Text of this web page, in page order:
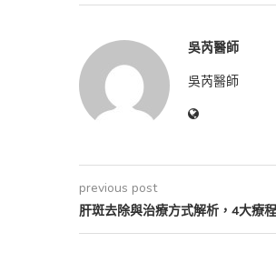
吳芮醫師
吳芮醫師
previous post
肝斑去除與治療方式解析，4大療